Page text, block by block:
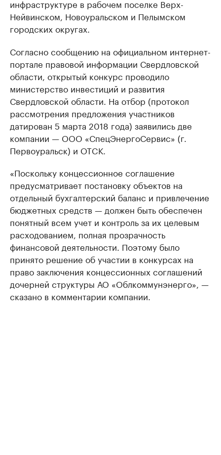
инфраструктуре в рабочем поселке Верх-
Нейвинском, Новоуральском и Пелымском
городских округах.
Согласно сообщению на официальном интернет-
портале правовой информации Свердловской
области, открытый конкурс проводило
министерство инвестиций и развития
Свердловской области. На отбор (протокол
рассмотрения предложения участников
датирован 5 марта 2018 года) заявились две
компании — ООО «СпецЭнергоСервис» (г.
Первоуральск) и ОТCК.
«Поскольку концессионное соглашение
предусматривает постановку объектов на
отдельный бухгалтерский баланс и привлечение
бюджетных средств — должен быть обеспечен
понятный всем учет и контроль за их целевым
расходованием, полная прозрачность
финансовой деятельности. Поэтому было
принято решение об участии в конкурсах на
право заключения концессионных соглашений
дочерней структуры АО «Облкоммунэнерго», —
сказано в комментарии компании.